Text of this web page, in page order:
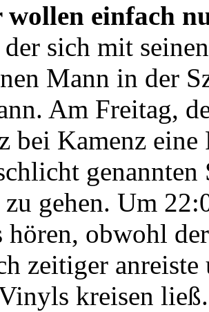
einfach
sich mit
Mann in der
Am Freitag,
bei Kamenz eine
gehen. Um
hören, obwohl
zeitiger
kreisen